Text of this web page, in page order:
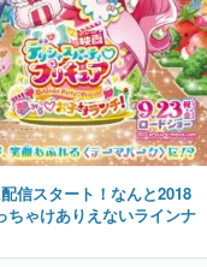
信スタート！なんと2018
ちゃけありえないラインナ